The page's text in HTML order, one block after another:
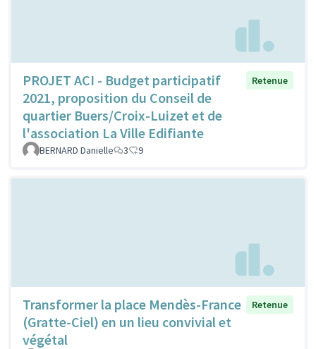
PROJET ACI - Budget participatif
2021, proposition du Conseil de
quartier Buers/Croix-Luizet et de
l'association La Ville Edifiante
Retenue
BERNARD Danielle 3 9
Transformer la place Mendès-France
(Gratte-Ciel) en un lieu convivial et
végétal
Retenue